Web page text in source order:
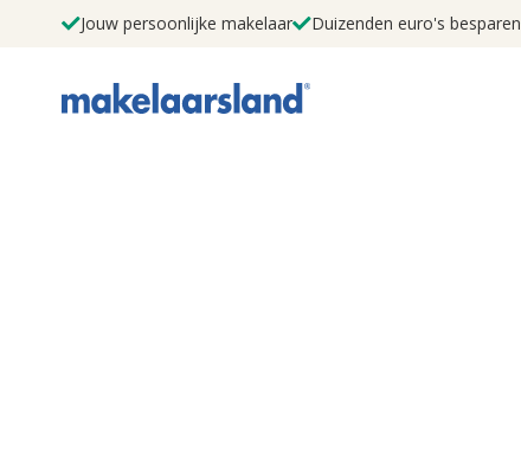
Jouw persoonlijke makelaar Duizenden euro's besparen